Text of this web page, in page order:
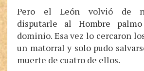
Pero el León volvió de
disputarle al Hombre
dominio. Esa vez lo cercaron
un matorral y solo pudo
muerte de cuatro de ellos.